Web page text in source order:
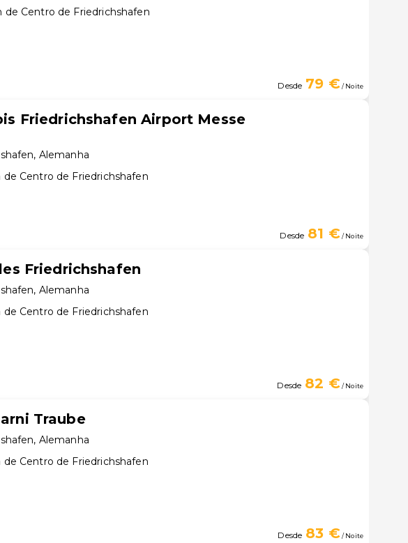
de Centro de Friedrichshafen
Desde 79 €/ Noite
Friedrichshafen Airport Messe
, Alemanha
de Centro de Friedrichshafen
Desde 81 €/ Noite
Friedrichshafen
, Alemanha
de Centro de Friedrichshafen
Desde 82 €/ Noite
Traube
, Alemanha
de Centro de Friedrichshafen
Desde 83 €/ Noite